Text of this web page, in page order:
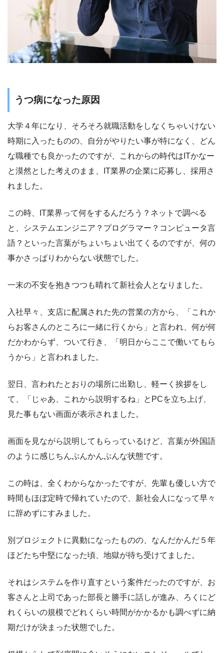
うつ病になった原因
大学４年になり、そろそろ就職活動をしなくちゃいけない
時期に入ったものの、自分がやりたい事が特になく、どん
な職種でも良かったのですが、これからの時代はITかなー
と漠然とした考えのまま、IT業界の企業に応募し、採用さ
れました。
この時、IT業界って何をするんだろう？ネットで調べる
と、システムエンジニア？プログラマー？コンピュータ言
語？といった言葉がちょいちょい出てくるのですが、何の
事かさっぱりわからない状態でした。
一末の不安を抱きつつも晴れて新社会人となりました。
入社早々、支店に配属された先の営業の方から、「これか
らお客さんのところに一緒に行くから」と言われ、何が何
だかわからず、ついて行き、「明日からここで働いてもら
うから」と言われました。
翌日、言われたとおりの場所に出勤し、軽ーく挨拶をし
て、「じゃあ、これから説明するね」とPCを立ち上げ、
見た事もない画面が表示されました。
画面を見ながら説明してもらっているけど、言葉が外国語
のように感じちんぷんかんぷんな状態です。
この時は、全くわからなかったですが、先輩も優しい方で
時間もほぼ定時で帰れていたので、新社会人になって早々
に辞めずにすみました。
別プロジェクトに異動になったものの、なんだかんだ５年
ほどたち中堅になった頃、地獄が待ち受けてました。
それはシステムを作り直すという案件だったのですが、お
客さんと上司であった部長と勝手に話しが進み、ろくにど
れくらいの規模でどれくらい時間がかかるかも調べずに納
期だけが決まった状態でした。